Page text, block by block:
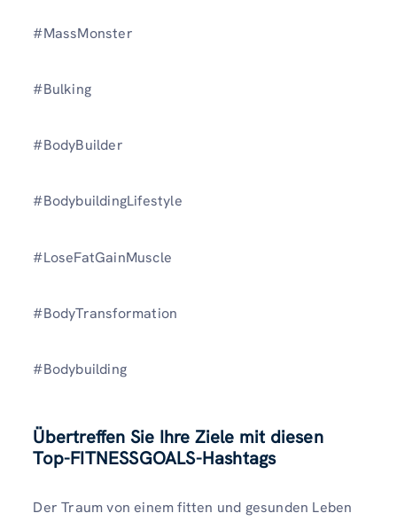
#MassMonster
#Bulking
#BodyBuilder
#BodybuildingLifestyle
#LoseFatGainMuscle
#BodyTransformation
#Bodybuilding
Übertreffen Sie Ihre Ziele mit diesen
Top-FITNESSGOALS-Hashtags
Der Traum von einem fitten und gesunden Leben